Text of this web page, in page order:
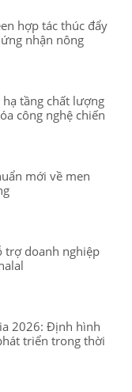
hợp tác thúc đẩy
nhận nông
tầng chất lượng
công nghệ chiến
mới về men
trợ doanh nghiệp
2026: Định hình
triển trong thời